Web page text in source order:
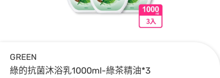
GREEN
綠的抗菌沐浴乳1000ml-綠茶精油*3